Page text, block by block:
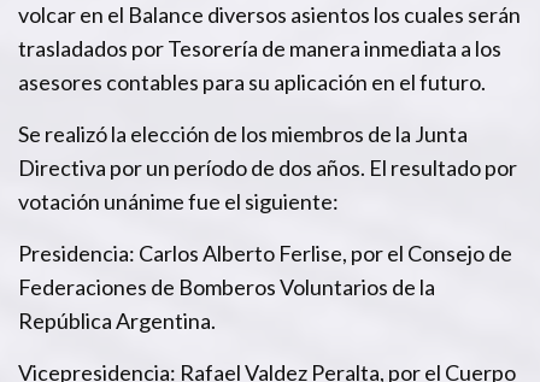
volcar en el Balance diversos asientos los cuales serán
trasladados por Tesorería de manera inmediata a los
asesores contables para su aplicación en el futuro.
Se realizó la elección de los miembros de la Junta
Directiva por un período de dos años. El resultado por
votación unánime fue el siguiente:
Presidencia: Carlos Alberto Ferlise, por el Consejo de
Federaciones de Bomberos Voluntarios de la
República Argentina.
Vicepresidencia: Rafael Valdez Peralta, por el Cuerpo